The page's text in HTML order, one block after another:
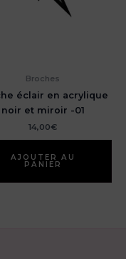
Broches
éclair en acrylique
noir et miroir -01
14,00€
AJOUTER AU
PANIER